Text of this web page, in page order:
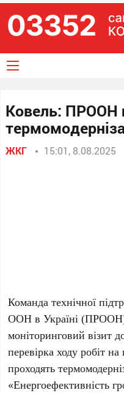
Ковель: ПРООН
ЖКГ 15:01, 8.08.2025
Команда технічної
ООН в Україні (ПРООН)
моніторинговий візит
перевірка ходу робіт
проходять
«Енергоефективність